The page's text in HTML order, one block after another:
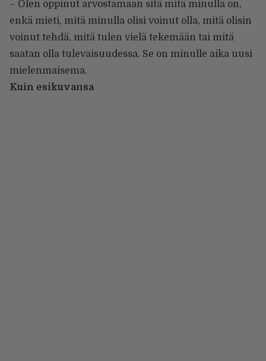
– Olen oppinut arvostamaan sitä mitä minulla on,
enkä mieti, mitä minulla olisi voinut olla, mitä olisin
voinut tehdä, mitä tulen vielä tekemään tai mitä
saatan olla tulevaisuudessa. Se on minulle aika uusi
mielenmaisema.
Kuin esikuvansa